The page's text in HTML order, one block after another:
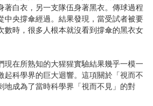
著白衣，另一支隊伍身著黑衣。傳球過程
中央撐傘經過。結果發現，當受試者被要
數時，很多人根本就沒看到撐傘的黑衣女
現在所熟知的大猩猩實驗結果幾乎一模一
起科學界的巨大迴響。這項關於「視而不
地成為了當時科學界「視而不見」的對